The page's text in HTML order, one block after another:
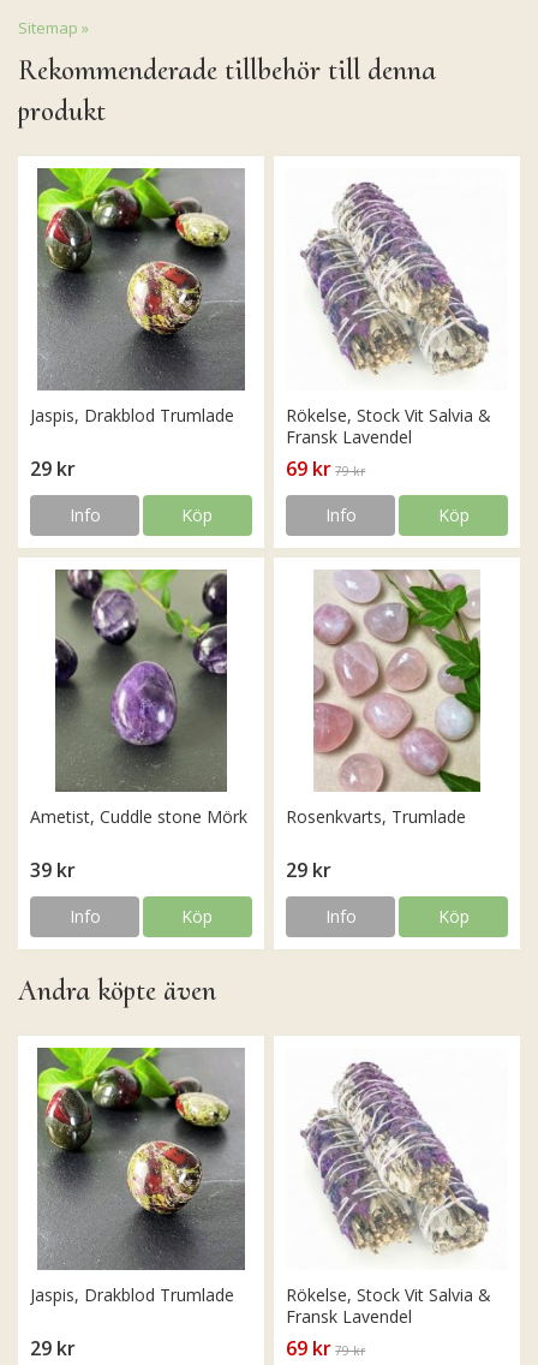
Sitemap »
Rekommenderade tillbehör till denna
produkt
Jaspis, Drakblod Trumlade
29 kr
Info Köp
Rökelse, Stock Vit Salvia &
Fransk Lavendel
69 kr 79 kr
Info Köp
Ametist, Cuddle stone Mörk
39 kr
Info Köp
Rosenkvarts, Trumlade
29 kr
Info Köp
Andra köpte även
Jaspis, Drakblod Trumlade
29 kr
Rökelse, Stock Vit Salvia &
Fransk Lavendel
69 kr 79 kr